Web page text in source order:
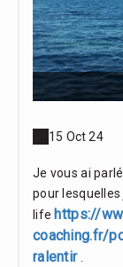
15 Oct 24
Je vous ai
pour lesquelles
life https://
coaching.fr/
ralentir.